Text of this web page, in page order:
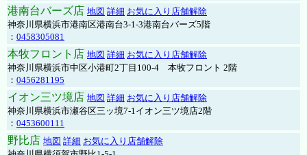
港南台バーズ店 地図 詳細 お気に入り店舗解除
神奈川県横浜市港南区港南台3-1-3港南台バーズ5階
： 0458305081
本牧フロント店 地図 詳細 お気に入り店舗解除
神奈川県横浜市中区小港町2丁目100-4 本牧フロント 2階
： 0456281195
イオン三ツ境店 地図 詳細 お気に入り店舗解除
神奈川県横浜市瀬谷区三ッ境7-1イオン三ツ境店2階
： 0453600111
野比店 地図 詳細 お気に入り店舗解除